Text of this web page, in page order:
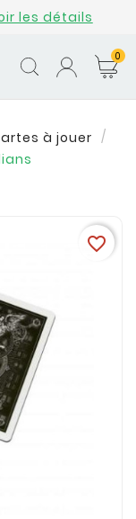
les détails
0
à jouer
favorite_border